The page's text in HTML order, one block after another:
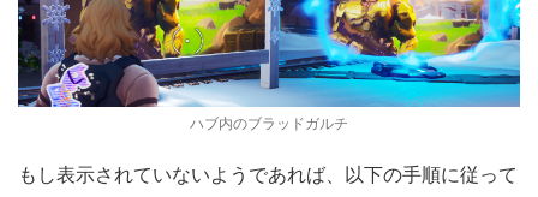
ハブ内のブラッドガルチ
もし表示されていないようであれば、以下の手順に従って